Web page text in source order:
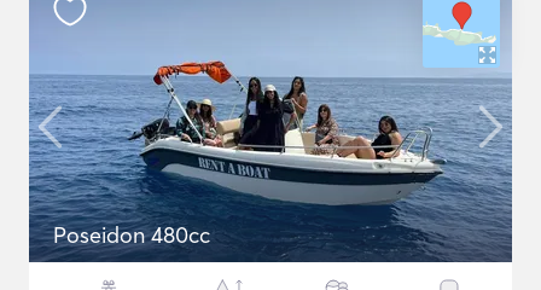
Poseidon 480cc